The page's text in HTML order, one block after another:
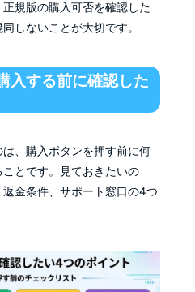
規版の購入可否を確認した
しないことが大切です。
入する前に確認した
、購入ボタンを押す前に何
とです。見ておきたいの
金条件、サポート窓口の4つ